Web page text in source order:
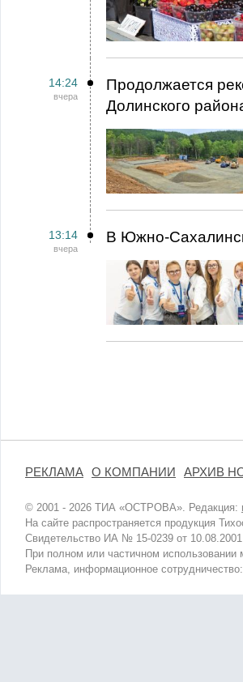
14:24
вчера
Продолжается
Долинского
13:14
вчера
В Южно-
РЕКЛАМА О КОМПАНИИ АРХИВ
© 2001 - 2026 ТИА «ОСТРОВА». Редакция:
На сайте распространяется продукция
Свидетельство ИА № 15-0239 от 10.08.2001
При полном или частичном
Реклама, информационное сотрудничество: